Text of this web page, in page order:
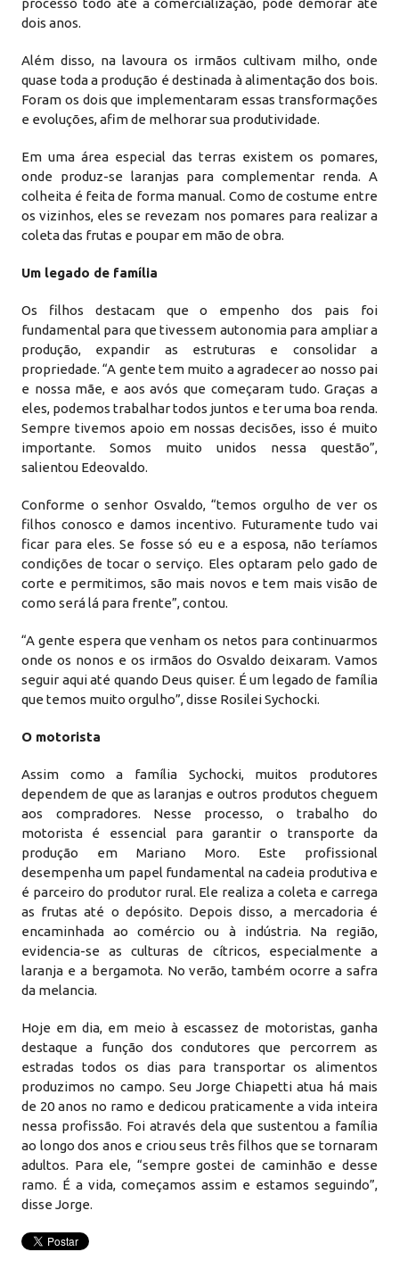
processo todo até a comercialização, pode demorar até
dois anos.
Além disso, na lavoura os irmãos cultivam milho, onde
quase toda a produção é destinada à alimentação dos bois.
Foram os dois que implementaram essas transformações
e evoluções, afim de melhorar sua produtividade.
Em uma área especial das terras existem os pomares,
onde produz-se laranjas para complementar renda. A
colheita é feita de forma manual. Como de costume entre
os vizinhos, eles se revezam nos pomares para realizar a
coleta das frutas e poupar em mão de obra.
Um legado de família
Os filhos destacam que o empenho dos pais foi
fundamental para que tivessem autonomia para ampliar a
produção, expandir as estruturas e consolidar a
propriedade. “A gente tem muito a agradecer ao nosso pai
e nossa mãe, e aos avós que começaram tudo. Graças a
eles, podemos trabalhar todos juntos e ter uma boa renda.
Sempre tivemos apoio em nossas decisões, isso é muito
importante. Somos muito unidos nessa questão”,
salientou Edeovaldo.
Conforme o senhor Osvaldo, “temos orgulho de ver os
filhos conosco e damos incentivo. Futuramente tudo vai
ficar para eles. Se fosse só eu e a esposa, não teríamos
condições de tocar o serviço. Eles optaram pelo gado de
corte e permitimos, são mais novos e tem mais visão de
como será lá para frente”, contou.
“A gente espera que venham os netos para continuarmos
onde os nonos e os irmãos do Osvaldo deixaram. Vamos
seguir aqui até quando Deus quiser. É um legado de família
que temos muito orgulho”, disse Rosilei Sychocki.
O motorista
Assim como a família Sychocki, muitos produtores
dependem de que as laranjas e outros produtos cheguem
aos compradores. Nesse processo, o trabalho do
motorista é essencial para garantir o transporte da
produção em Mariano Moro. Este profissional
desempenha um papel fundamental na cadeia produtiva e
é parceiro do produtor rural. Ele realiza a coleta e carrega
as frutas até o depósito. Depois disso, a mercadoria é
encaminhada ao comércio ou à indústria. Na região,
evidencia-se as culturas de cítricos, especialmente a
laranja e a bergamota. No verão, também ocorre a safra
da melancia.
Hoje em dia, em meio à escassez de motoristas, ganha
destaque a função dos condutores que percorrem as
estradas todos os dias para transportar os alimentos
produzimos no campo. Seu Jorge Chiapetti atua há mais
de 20 anos no ramo e dedicou praticamente a vida inteira
nessa profissão. Foi através dela que sustentou a família
ao longo dos anos e criou seus três filhos que se tornaram
adultos. Para ele, “sempre gostei de caminhão e desse
ramo. É a vida, começamos assim e estamos seguindo”,
disse Jorge.